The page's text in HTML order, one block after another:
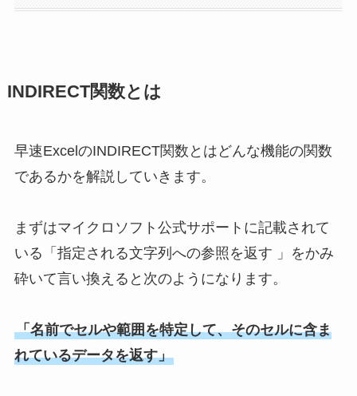
INDIRECT関数とは
早速ExcelのINDIRECT関数とはどんな機能の関数
であるかを解説していきます。
まずはマイクロソフト公式サポートに記載されて
いる「指定される文字列への参照を返す 」をかみ
砕いて言い換えると次のようになります。
「名前でセルや範囲を特定して、そのセルに含ま
れているデータを返す」